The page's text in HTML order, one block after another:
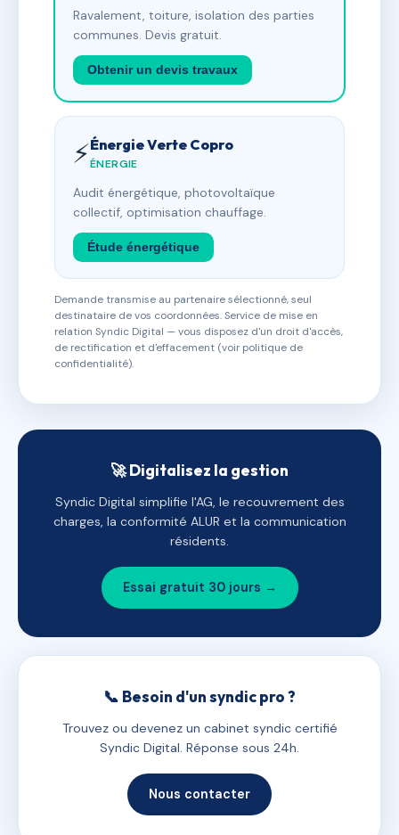
Ravalement, toiture, isolation des parties
communes. Devis gratuit.
Obtenir un devis travaux
⚡Énergie Verte Copro
ÉNERGIE
Audit énergétique, photovoltaïque
collectif, optimisation chauffage.
Étude énergétique
Demande transmise au partenaire sélectionné, seul
destinataire de vos coordonnées. Service de mise en
relation Syndic Digital — vous disposez d'un droit d'accès,
de rectification et d'effacement (voir politique de
confidentialité).
🚀 Digitalisez la gestion
Syndic Digital simplifie l'AG, le recouvrement des
charges, la conformité ALUR et la communication
résidents.
Essai gratuit 30 jours →
📞 Besoin d'un syndic pro ?
Trouvez ou devenez un cabinet syndic certifié
Syndic Digital. Réponse sous 24h.
Nous contacter